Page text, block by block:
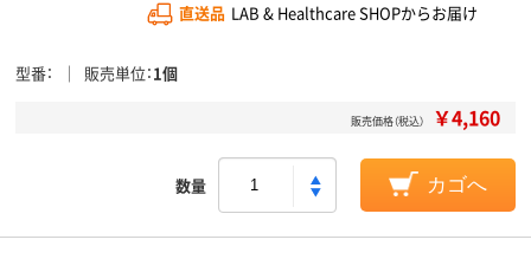
直送品 LAB & Healthcare SHOPからお届け
型番 販売単位 1個
販売価格（税込） ￥4,160
数量 カゴへ